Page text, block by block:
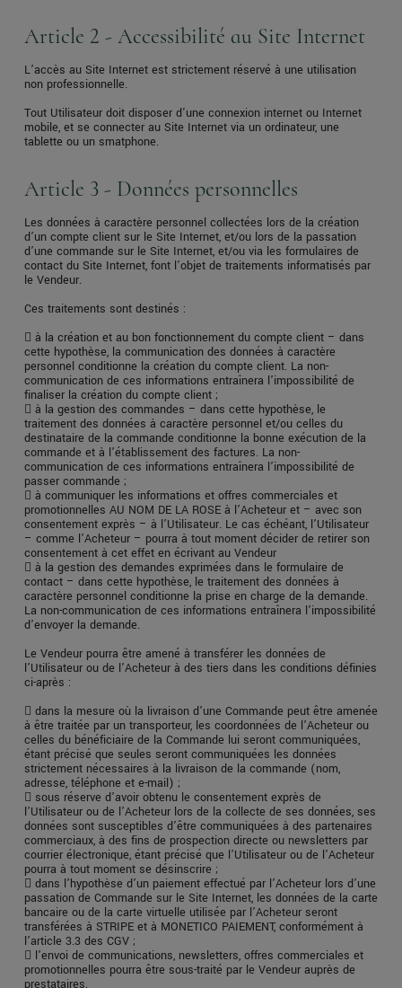
Article 2 - Accessibilité au Site Internet
L’accès au Site Internet est strictement réservé à une utilisation
non professionnelle.
Tout Utilisateur doit disposer d'une connexion internet ou Internet
mobile, et se connecter au Site Internet via un ordinateur, une
tablette ou un smatphone.
Article 3 - Données personnelles
Les données à caractère personnel collectées lors de la création
d’un compte client sur le Site Internet, et/ou lors de la passation
d’une commande sur le Site Internet, et/ou via les formulaires de
contact du Site Internet, font l’objet de traitements informatisés par
le Vendeur.
Ces traitements sont destinés :
 à la création et au bon fonctionnement du compte client – dans
cette hypothèse, la communication des données à caractère
personnel conditionne la création du compte client. La non-
communication de ces informations entraînera l’impossibilité de
finaliser la création du compte client ;
 à la gestion des commandes – dans cette hypothèse, le
traitement des données à caractère personnel et/ou celles du
destinataire de la commande conditionne la bonne exécution de la
commande et à l’établissement des factures. La non-
communication de ces informations entraînera l’impossibilité de
passer commande ;
 à communiquer les informations et offres commerciales et
promotionnelles AU NOM DE LA ROSE à l’Acheteur et – avec son
consentement exprès – à l’Utilisateur. Le cas échéant, l’Utilisateur
– comme l’Acheteur – pourra à tout moment décider de retirer son
consentement à cet effet en écrivant au Vendeur
 à la gestion des demandes exprimées dans le formulaire de
contact – dans cette hypothèse, le traitement des données à
caractère personnel conditionne la prise en charge de la demande.
La non-communication de ces informations entraînera l’impossibilité
d’envoyer la demande.
Le Vendeur pourra être amené à transférer les données de
l’Utilisateur ou de l’Acheteur à des tiers dans les conditions définies
ci-après :
 dans la mesure où la livraison d’une Commande peut être amenée
à être traitée par un transporteur, les coordonnées de l’Acheteur ou
celles du bénéficiaire de la Commande lui seront communiquées,
étant précisé que seules seront communiquées les données
strictement nécessaires à la livraison de la commande (nom,
adresse, téléphone et e-mail) ;
 sous réserve d’avoir obtenu le consentement exprès de
l’Utilisateur ou de l’Acheteur lors de la collecte de ses données, ses
données sont susceptibles d’être communiquées à des partenaires
commerciaux, à des fins de prospection directe ou newsletters par
courrier électronique, étant précisé que l’Utilisateur ou de l’Acheteur
pourra à tout moment se désinscrire ;
 dans l’hypothèse d’un paiement effectué par l’Acheteur lors d’une
passation de Commande sur le Site Internet, les données de la carte
bancaire ou de la carte virtuelle utilisée par l’Acheteur seront
transférées à STRIPE et à MONETICO PAIEMENT, conformément à
l’article 3.3 des CGV ;
 l’envoi de communications, newsletters, offres commerciales et
promotionnelles pourra être sous-traité par le Vendeur auprès de
prestataires.